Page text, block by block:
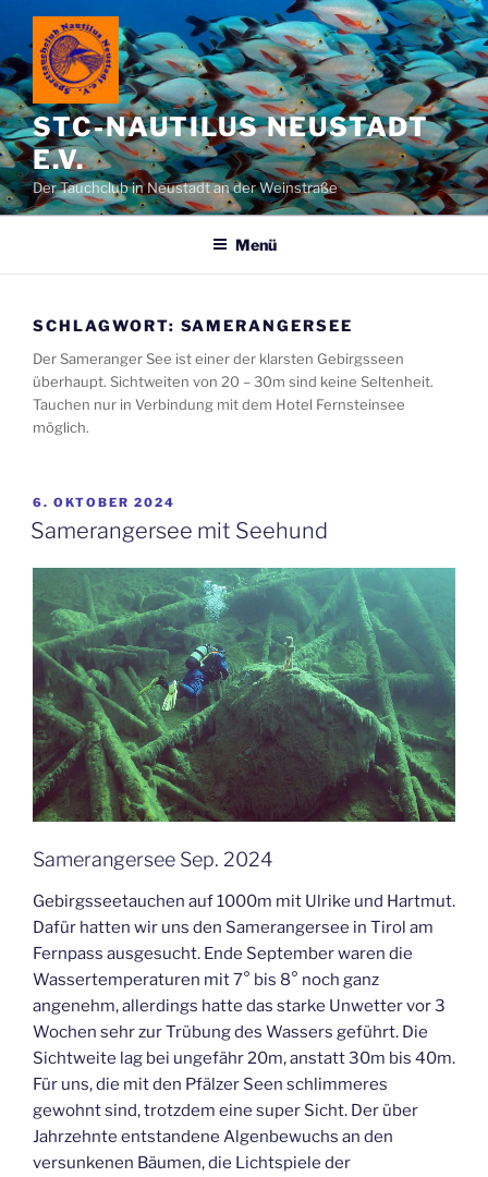
Zum
Inhalt
springen
STC-NAUTILUS NEUSTADT
E.V.
Der Tauchclub in Neustadt an der Weinstraße
Menü
SCHLAGWORT: SAMERANGERSEE
Der Sameranger See ist einer der klarsten Gebirgsseen
überhaupt. Sichtweiten von 20 – 30m sind keine Seltenheit.
Tauchen nur in Verbindung mit dem Hotel Fernsteinsee
möglich.
VERÖFFENTLICHT
AM
6. OKTOBER 2024
Samerangersee mit Seehund
Samerangersee Sep. 2024
Gebirgsseetauchen auf 1000m mit Ulrike und Hartmut.
Dafür hatten wir uns den Samerangersee in Tirol am
Fernpass ausgesucht. Ende September waren die
Wassertemperaturen mit 7° bis 8° noch ganz
angenehm, allerdings hatte das starke Unwetter vor 3
Wochen sehr zur Trübung des Wassers geführt. Die
Sichtweite lag bei ungefähr 20m, anstatt 30m bis 40m.
Für uns, die mit den Pfälzer Seen schlimmeres
gewohnt sind, trotzdem eine super Sicht. Der über
Jahrzehnte entstandene Algenbewuchs an den
versunkenen Bäumen, die Lichtspiele der